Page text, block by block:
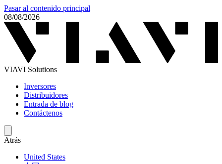
Pasar al contenido principal
08/08/2026
VIAVI Solutions
Inversores
Distribuidores
Entrada de blog
Contáctenos
Atrás
United States